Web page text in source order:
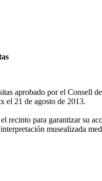
aprobado por el Consell
el 21 de agosto de 2013.
recinto para garantizar su
musealizada